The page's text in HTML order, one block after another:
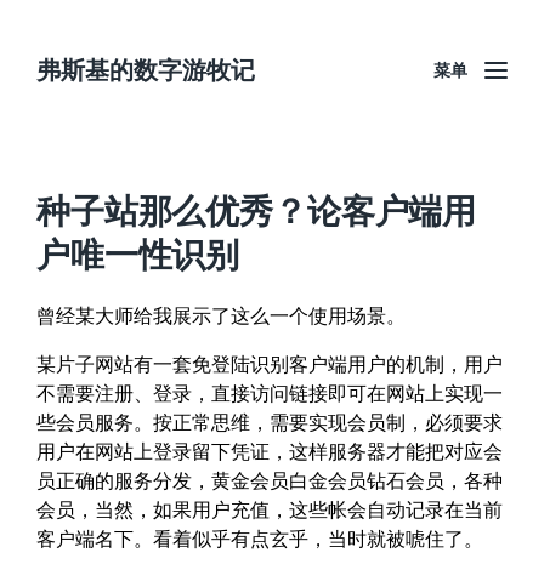
弗斯基的数字游牧记 菜单
种子站那么优秀？论客户端用
户唯一性识别
曾经某大师给我展示了这么一个使用场景。
某片子网站有一套免登陆识别客户端用户的机制，用户
不需要注册、登录，直接访问链接即可在网站上实现一
些会员服务。按正常思维，需要实现会员制，必须要求
用户在网站上登录留下凭证，这样服务器才能把对应会
员正确的服务分发，黄金会员白金会员钻石会员，各种
会员，当然，如果用户充值，这些帐会自动记录在当前
客户端名下。看着似乎有点玄乎，当时就被唬住了。